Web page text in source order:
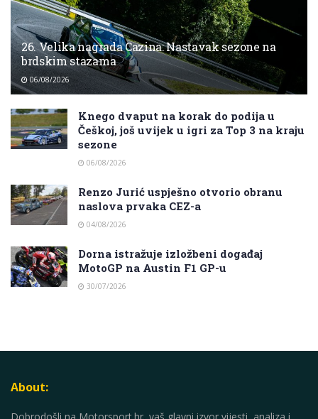
26. Velika nagrada Cazina: Nastavak sezone na
brdskim stazama
06/08/2026
Knego dvaput na korak do podija u
Češkoj, još uvijek u igri za Top 3 na kraju
sezone
06/08/2026
Renzo Jurić uspješno otvorio obranu
naslova prvaka CEZ-a
04/08/2026
Dorna istražuje izložbeni događaj
MotoGP na Austin F1 GP-u
30/07/2026
About:
Dobrodošli na Motorsport.hr, vaš glavni izvor vijesti, analiza i